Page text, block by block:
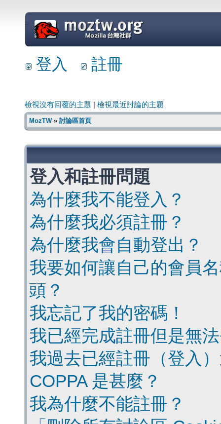
=
登入 註冊
檢視沒有回覆的主題 檢視最近討論的主題
MozTW» 討論區首頁
登入和註冊問題
為什麼我不能登入？
為什麼我必須註冊？
為什麼我會自動登出？
我要如何讓自己的會員
頭？
我忘記了我的密碼！
我已經完成註冊但是無
我過去已經註冊（登入
COPPA 是甚麼？
我為什麼不能註冊？